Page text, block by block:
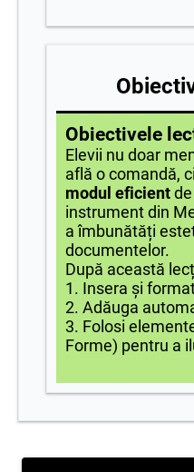
Obiectivele
Elevii nu doar
află o comandă,
modul eficient
instrument din
a îmbunătăți
documentelor.
După această
1. Insera și
2. Adăuga
3. Folosi
Forme) pentru a